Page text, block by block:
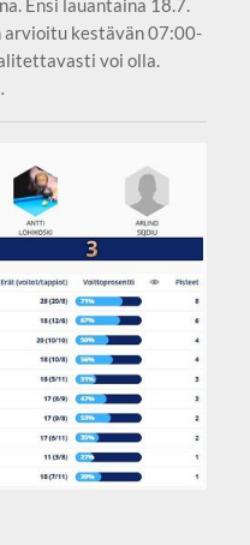
arvioitu kestävän 07:00-
voi olla.